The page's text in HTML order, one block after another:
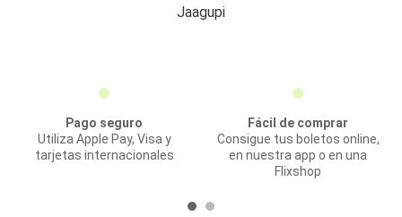
Jaagupi
Pago seguro
Utiliza Apple Pay, Visa y
tarjetas internacionales
Fácil de comprar
Consigue tus boletos online,
en nuestra app o en una
Flixshop